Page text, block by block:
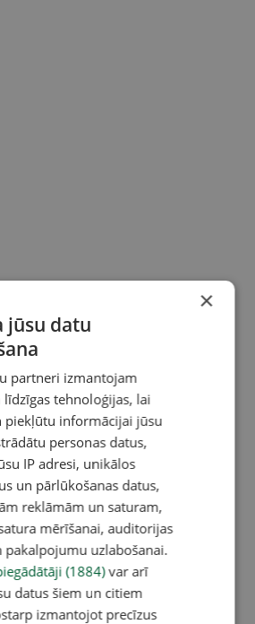
×
jūsu datu
partneri izmantojam
līdzīgas tehnoloģijas, lai
piekļūtu informācijai jūsu
personas datus,
IP adresi, unikālos
un pārlūkošanas datus,
reklāmām un saturam,
mērīšanai, auditorijas
pakalpojumu uzlabošanai.
(1884)var arī
datus šiem un citiem
izmantojot precīzus